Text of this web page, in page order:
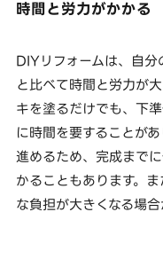
時間と労力がかかる
DIYリフォームは、自
と比べて時間と労力が
キを塗るだけでも、下
に時間を要することが
進めるため、完成まで
かることもあります。
な負担が大きくなる場合